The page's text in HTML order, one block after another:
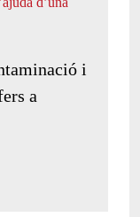
i
a